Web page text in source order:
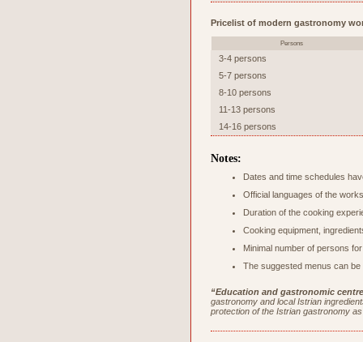
Pricelist of modern gastronomy
Persons
3-4 persons
5-7 persons
8-10 persons
11-13 persons
14-16 persons
Notes:
Dates and time schedules
Official languages of the
Duration of the cooking
Cooking equipment,
Minimal number of persons
The suggested menus can
“Education and gastronomic
gastronomy and local Istrian
protection of the Istrian gastronomy